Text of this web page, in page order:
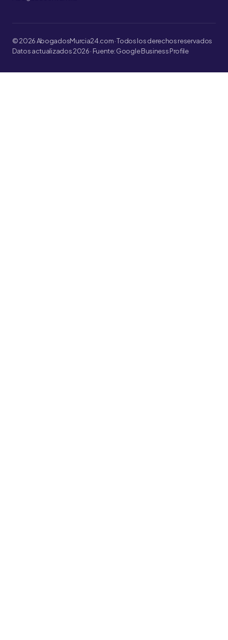
© 2026 AbogadosMurcia24.com · Todos los derechos reservados
Datos actualizados 2026 · Fuente: Google Business Profile